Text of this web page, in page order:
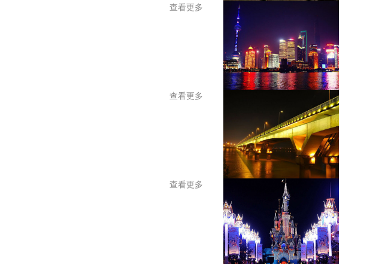
查看更多
查看更多
查看更多